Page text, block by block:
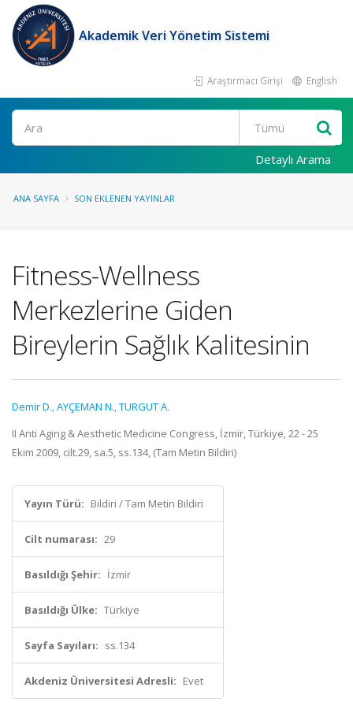
Akademik Veri Yönetim Sistemi
Araştırmacı Girişi English
Ara
Detaylı Arama
ANA SAYFA SON EKLENEN YAYINLAR
Fitness-Wellness
Merkezlerine Giden
Bireylerin Sağlık Kalitesinin
Demir D.,AYÇEMAN N.,TURGUT A.
II Anti Aging & Aesthetic Medicine Congress, İzmir, Türkiye, 22 - 25
Ekim 2009, cilt.29, sa.5, ss.134, (Tam Metin Bildiri)
Yayın Türü: Bildiri / Tam Metin Bildiri
Cilt numarası: 29
Basıldığı Şehir: İzmir
Basıldığı Ülke: Türkiye
Sayfa Sayıları: ss.134
Akdeniz Üniversitesi Adresli: Evet